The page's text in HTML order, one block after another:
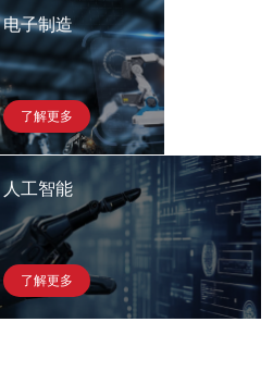
电子制造
了解更多
人工智能
了解更多